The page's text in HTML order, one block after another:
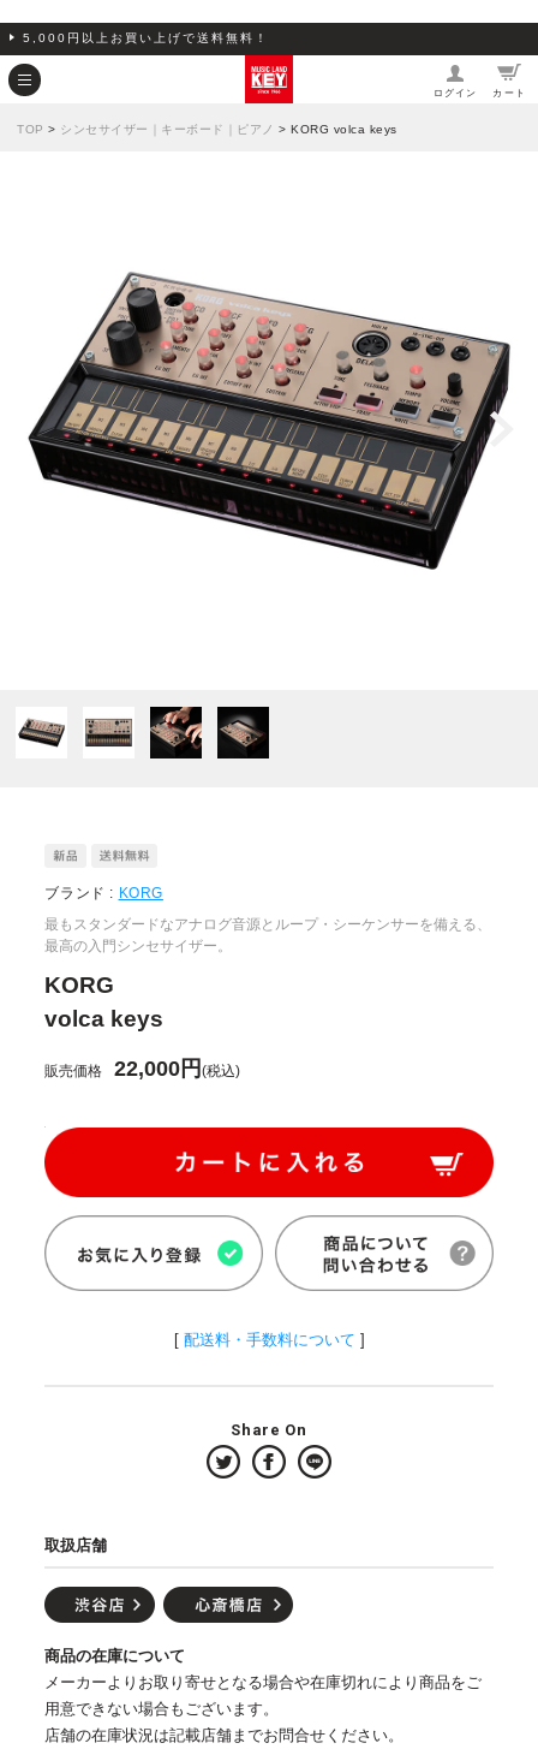
5,000円以上お買い上げで送料無料！
ログイン カート
TOP > シンセサイザー｜キーボード｜ピアノ > KORG volca keys
ブランド : KORG
最もスタンダードなアナログ音源とループ・シーケンサーを備える、
最高の入門シンセサイザー。
KORG
volca keys
販売価格 22,000円(税込)
[ 配送料・手数料について ]
Share On
取扱店舗
商品の在庫について
メーカーよりお取り寄せとなる場合や在庫切れにより商品をご
用意できない場合もございます。
店舗の在庫状況は記載店舗までお問合せください。